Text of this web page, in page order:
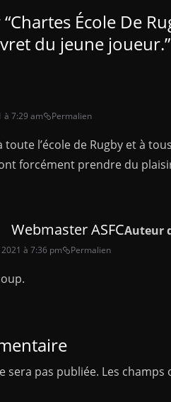
Chartes École De
du jeune joueur.”
à 7:29 am Permalien
toute l’école de Rugby et à
forcément prendre du
Webmaster ASFCAuteur
à 7:36 pm Permalien
sera pas publiée. Les champs